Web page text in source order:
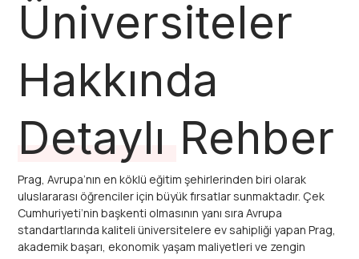
Üniversiteler
Hakkında
Detaylı Rehber
Prag, Avrupa’nın en köklü eğitim şehirlerinden biri olarak
uluslararası öğrenciler için büyük fırsatlar sunmaktadır. Çek
Cumhuriyeti’nin başkenti olmasının yanı sıra Avrupa
standartlarında kaliteli üniversitelere ev sahipliği yapan Prag,
akademik başarı, ekonomik yaşam maliyetleri ve zengin